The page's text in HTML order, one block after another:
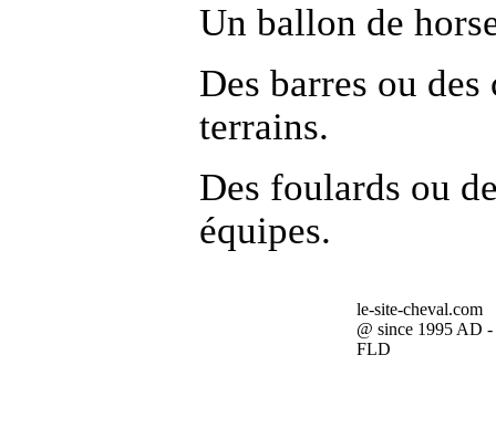
Un ballon de
Des barres ou
terrains.
Des foulards ou
équipes.
le-site-cheval.com
@ since 1995 AD -
FLD